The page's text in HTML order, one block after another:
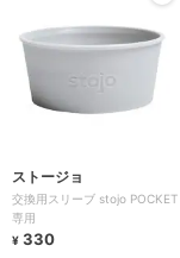
ストージョ
交換用スリーブ stojo POCKET
専用
¥ 330